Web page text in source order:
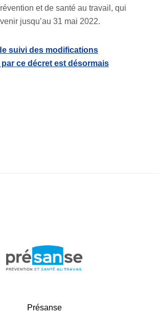
et de santé au travail, qui
jusqu’au 31 mai 2022.
suivi des modifications
ce décret est désormais
Présanse